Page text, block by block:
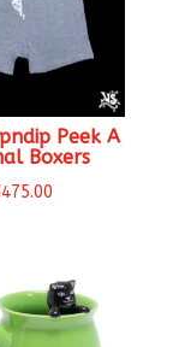
Peek A
Boxers
475.00